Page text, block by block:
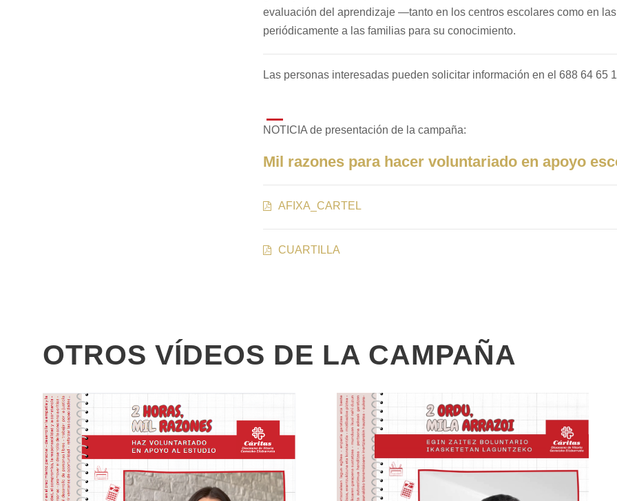
evaluación del aprendizaje —tanto en los centros escolares como en
periódicamente a las familias para su conocimiento.
Las personas interesadas pueden solicitar información en el 688 64 65
NOTICIA de presentación de la campaña:
Mil razones para hacer voluntariado en apoyo
AFIXA_CARTEL
CUARTILLA
OTROS VÍDEOS DE LA CAMPAÑA